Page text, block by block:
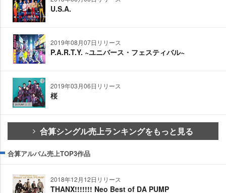
U.S.A.
2019年08月07日リリース
P.A.R.T.Y. ~ユニバース・フェスティバル~
2019年03月06日リリース
桜
合算シングル売上ランキングをもっと見る
合算アルバム売上TOP3作品
2018年12月12日リリース
THANX!!!!!!! Neo Best of DA PUMP